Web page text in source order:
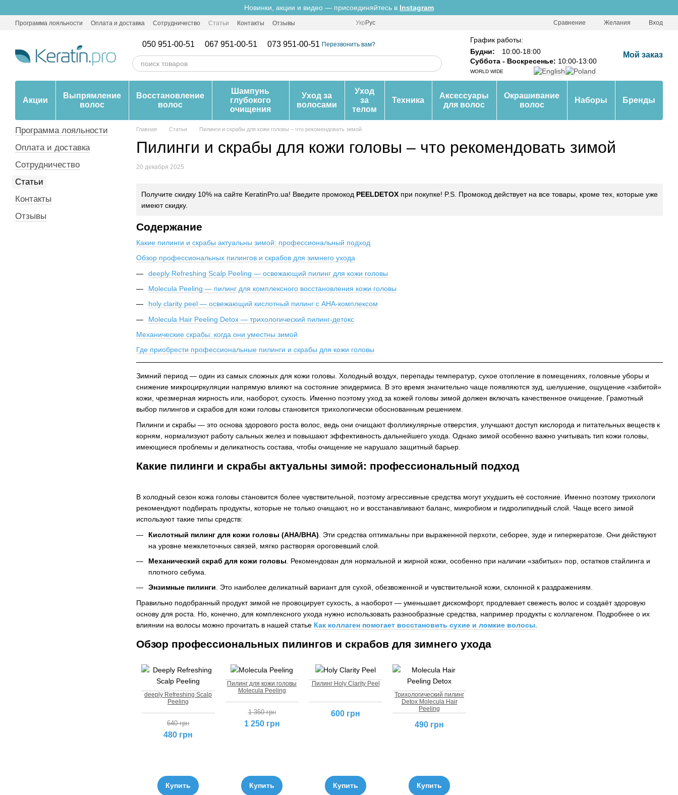
Новинки, акции и видео — присоединяйтесь в Instagram
Программа лояльности Оплата и доставка Сотрудничество Статьи Контакты Отзывы Укр Рус Сравнение Желания Вход
050 951-00-51 067 951-00-51 073 951-00-51 Перезвонить вам?
График работы:
Будни:
10:00-18:00
Суббота - Воскресенье: 10:00-13:00
WORLD WIDE
Мой заказ
Акции
Выпрямление
волос
Восстановление
волос
Шампунь
глубокого
очищения
Уход за
волосами
Уход
за
телом
Техника
Аксессуары
для волос
Окрашивание
волос
Наборы Бренды
Главная Статьи Пилинги и скрабы для кожи головы – что рекомендовать зимой
Пилинги и скрабы для кожи головы – что рекомендовать зимой
20 декабря 2025
Получите скидку 10% на сайте KeratinPro.ua! Введите промокод PEELDETOX при покупке! P.S. Промокод действует на все товары, кроме тех, которые уже
имеют скидку.
Содержание
Какие пилинги и скрабы актуальны зимой: профессиональный подход
Обзор профессиональных пилингов и скрабов для зимнего ухода
deeply Refreshing Scalp Peeling — освежающий пилинг для кожи головы
Molecula Peeling — пилинг для комплексного восстановления кожи головы
holy clarity peel — освежающий кислотный пилинг с AHA-комплексом
Molecula Hair Peeling Detox — трихологический пилинг-детокс
Механические скрабы: когда они уместны зимой
Где приобрести профессиональные пилинги и скрабы для кожи головы
Зимний период — один из самых сложных для кожи головы. Холодный воздух, перепады температур, сухое отопление в помещениях, головные уборы и
снижение микроциркуляции напрямую влияют на состояние эпидермиса. В это время значительно чаще появляются зуд, шелушение, ощущение «забитой»
кожи, чрезмерная жирность или, наоборот, сухость. Именно поэтому уход за кожей головы зимой должен включать качественное очищение. Грамотный
выбор пилингов и скрабов для кожи головы становится трихологически обоснованным решением.
Пилинги и скрабы — это основа здорового роста волос, ведь они очищают фолликулярные отверстия, улучшают доступ кислорода и питательных веществ к
корням, нормализуют работу сальных желез и повышают эффективность дальнейшего ухода. Однако зимой особенно важно учитывать тип кожи головы,
имеющиеся проблемы и деликатность состава, чтобы очищение не нарушало защитный барьер.
Какие пилинги и скрабы актуальны зимой: профессиональный подход
В холодный сезон кожа головы становится более чувствительной, поэтому агрессивные средства могут ухудшить её состояние. Именно поэтому трихологи
рекомендуют подбирать продукты, которые не только очищают, но и восстанавливают баланс, микробиом и гидролипидный слой. Чаще всего зимой
используют такие типы средств:
Кислотный пилинг для кожи головы (AHA/BHA) . Эти средства оптимальны при выраженной перхоти, себорее, зуде и гиперкератозе. Они действуют
на уровне межклеточных связей, мягко растворяя ороговевший слой.
Механический скраб для кожи головы . Рекомендован для нормальной и жирной кожи, особенно при наличии «забитых» пор, остатков стайлинга и
плотного себума.
Энзимные пилинги. Это наиболее деликатный вариант для сухой, обезвоженной и чувствительной кожи, склонной к раздражениям.
Правильно подобранный продукт зимой не провоцирует сухость, а наоборот — уменьшает дискомфорт, продлевает свежесть волос и создаёт здоровую
основу для роста. Но, конечно, для комплексного ухода нужно использовать разнообразные средства, например продукты с коллагеном. Подробнее о их
влиянии на волосы можно прочитать в нашей статье Как коллаген помогает восстановить сухие и ломкие волосы
Обзор профессиональных пилингов и скрабов для зимнего ухода
deeply Refreshing Scalp
Peeling
640 грн
480 грн
Купить
Пилинг для кожи головы
Molecula Peeling
1 350 грн
1 250 грн
Купить
Пилинг Holy Clarity Peel
600 грн
Купить
Трихологический пилинг
Detox Molecula Hair
Peeling
490 грн
Купить
Программа лояльности
Оплата и доставка
Сотрудничество
Статьи
Контакты
Отзывы